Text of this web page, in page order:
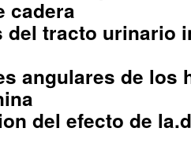
cadera
del tracto urinario
angulares de los
del efecto de